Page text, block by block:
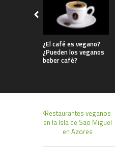
¿El café es vegano?
¿Pueden los veganos
beber café?
Restaurantes veganos
en la Isla de Sao Miguel
en Azores